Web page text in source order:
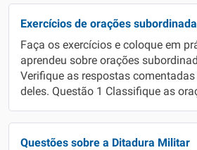
Exercícios de orações
Faça os exercícios e coloque em
aprendeu sobre orações
Verifique as respostas
deles. Questão 1 Classifique as
Questões sobre a Ditadura Militar